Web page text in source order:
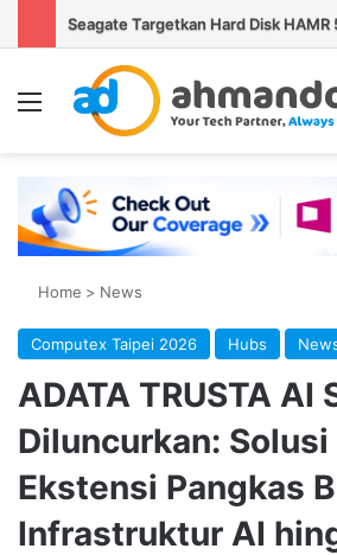
Menu
Home > News
Computex Taipei 2026 Hubs
ADATA TRUSTA AI
Diluncurkan:
Ekstensi Pangkas
Infrastruktur AI